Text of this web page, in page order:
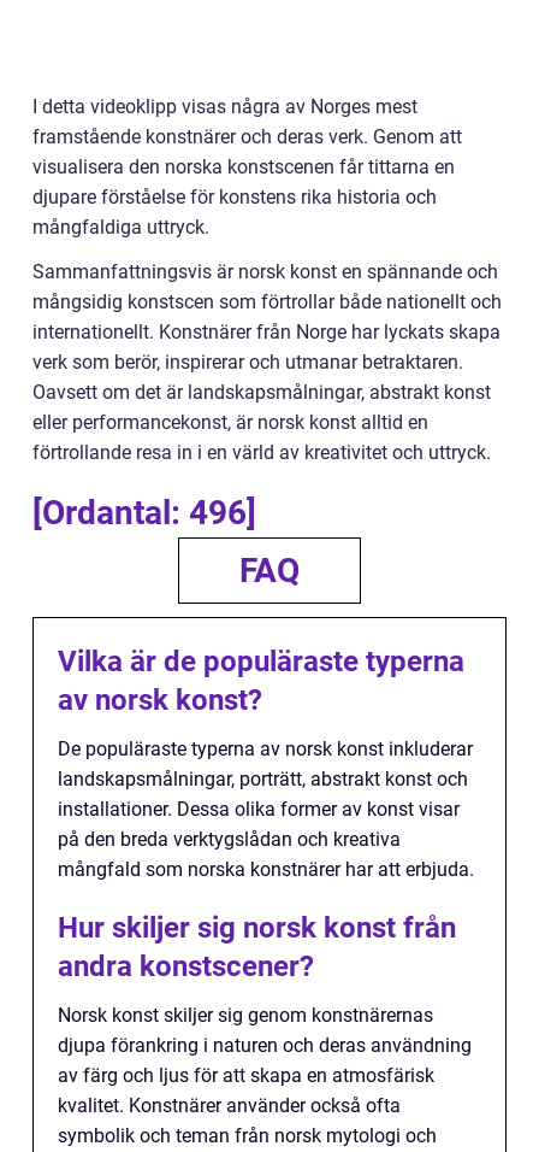
I detta videoklipp visas några av Norges mest
framstående konstnärer och deras verk. Genom att
visualisera den norska konstscenen får tittarna en
djupare förståelse för konstens rika historia och
mångfaldiga uttryck.
Sammanfattningsvis är norsk konst en spännande och
mångsidig konstscen som förtrollar både nationellt och
internationellt. Konstnärer från Norge har lyckats skapa
verk som berör, inspirerar och utmanar betraktaren.
Oavsett om det är landskapsmålningar, abstrakt konst
eller performancekonst, är norsk konst alltid en
förtrollande resa in i en värld av kreativitet och uttryck.
[Ordantal: 496]
FAQ
Vilka är de populäraste typerna
av norsk konst?
De populäraste typerna av norsk konst inkluderar
landskapsmålningar, porträtt, abstrakt konst och
installationer. Dessa olika former av konst visar
på den breda verktygslådan och kreativa
mångfald som norska konstnärer har att erbjuda.
Hur skiljer sig norsk konst från
andra konstscener?
Norsk konst skiljer sig genom konstnärernas
djupa förankring i naturen och deras användning
av färg och ljus för att skapa en atmosfärisk
kvalitet. Konstnärer använder också ofta
symbolik och teman från norsk mytologi och